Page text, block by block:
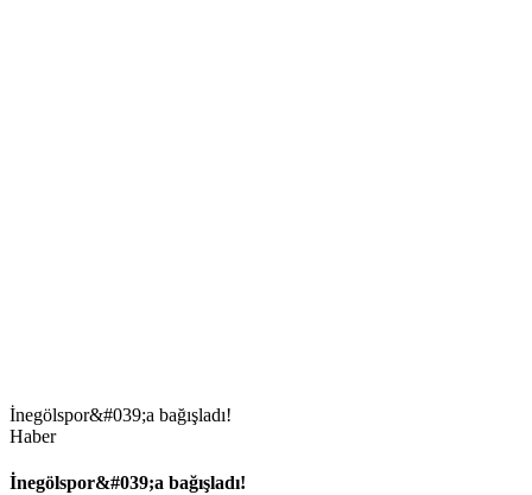
İnegölspor&#039;a bağışladı!
Haber
İnegölspor&#039;a bağışladı!